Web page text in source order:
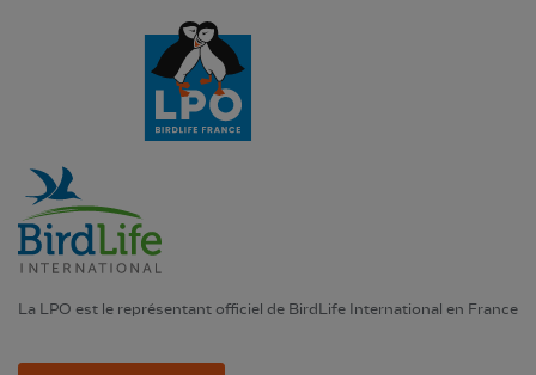
La LPO est le représentant officiel de BirdLife International en France